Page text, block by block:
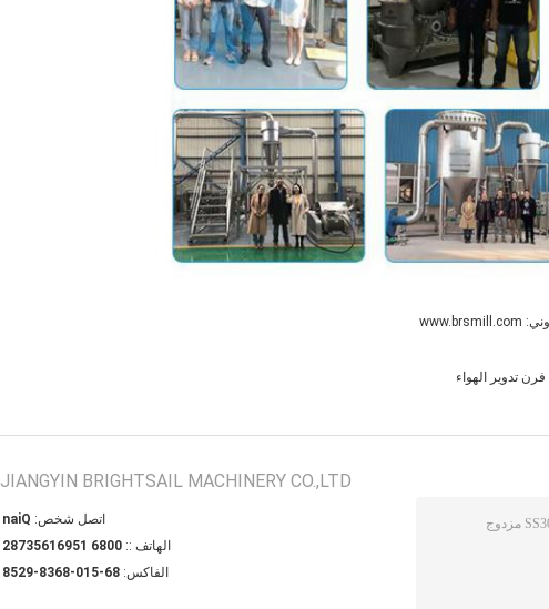
فرن تدوير الهواء
JIANGYIN BRIGHTSAIL MACHINERY CO.,LTD.
اتصل شخص: Qian
الهاتف :: 0086 15961653782
الفاكس: 86-510-8638-9258